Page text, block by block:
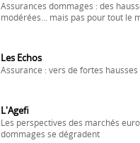
Assurances dommages : des
modérées... mais pas pour tout le
Les Echos
Assurance : vers de fortes
L'Agefi
Les perspectives des marchés
dommages se dégradent